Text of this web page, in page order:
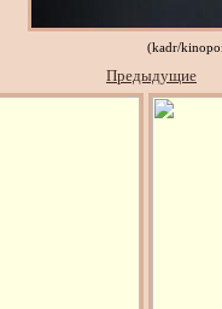
(kadr/
Предыдущие